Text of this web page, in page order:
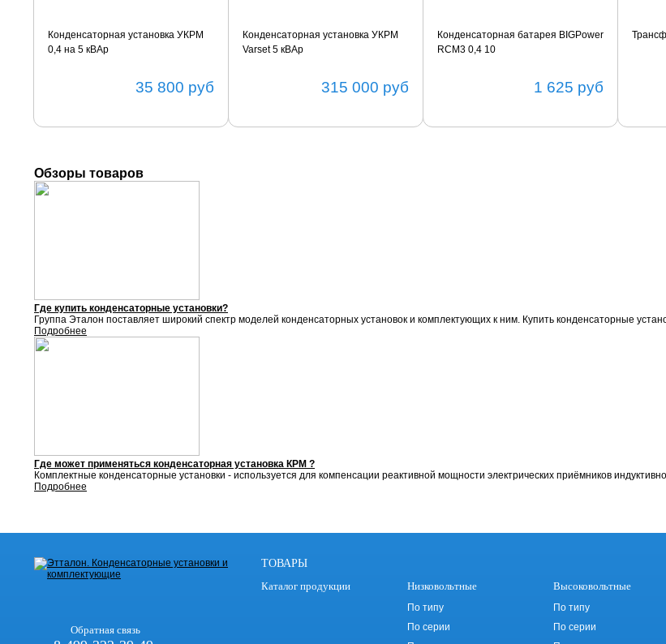
Конденсаторная установка УКРМ
0,4 на 5 кВАр
35 800 руб
Конденсаторная установка УКРМ
Varset 5 кВАр
315 000 руб
Конденсаторная батарея BIGPower
RCM3 0,4 10
1 625 руб
Обзоры товаров
Где купить конденсаторные установки?
Группа Эталон поставляет широкий спектр моделей конденсаторных установок и комплектующих к ним. Купить конденсаторные
Подробнее
Где может применяться конденсаторная установка КРМ ?
Комплектные конденсаторные установки - используется для компенсации реактивной мощности электрических приёмников
Подробнее
Обратная связь
ТОВАРЫ
Каталог продукции
Низковольтные
По типу
По серии
Высоковольтные
По типу
По серии